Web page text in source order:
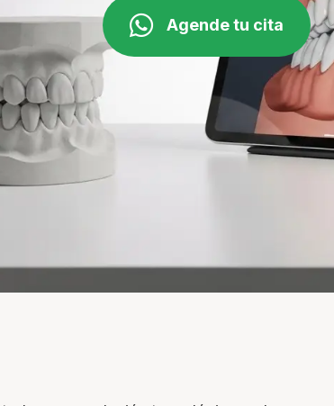
Agende tu cita